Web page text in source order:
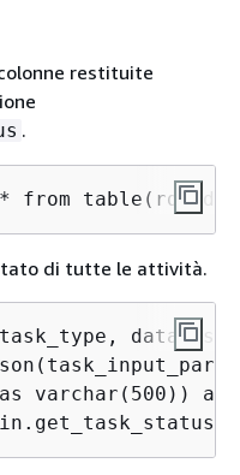
restituite
.
from
di tutte le attività.
varchar(500))